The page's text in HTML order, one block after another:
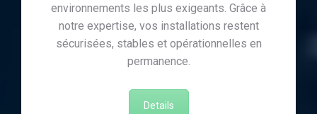
environnements les plus exigeants. Grâce à
notre expertise, vos installations restent
sécurisées, stables et opérationnelles en
permanence.
Details